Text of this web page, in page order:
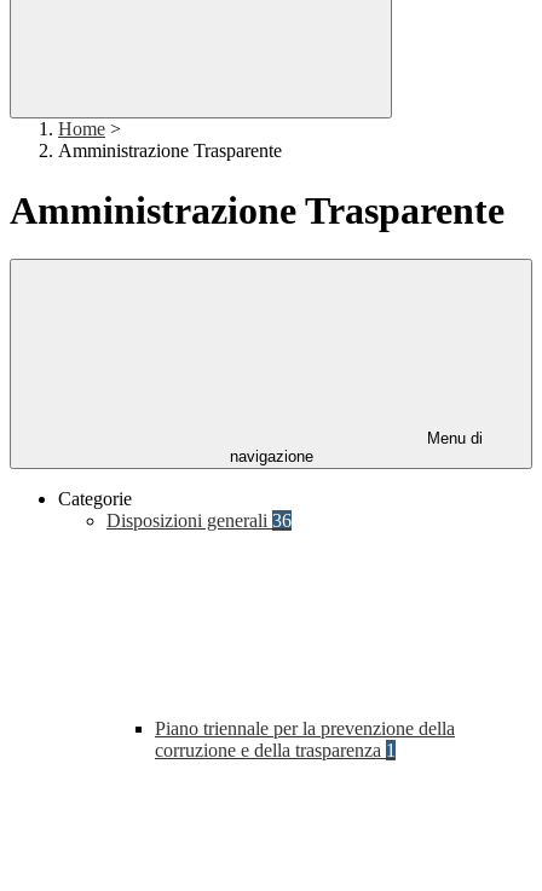
Home >
Amministrazione Trasparente
Amministrazione Trasparente
Menu di
navigazione
Categorie
Disposizioni generali 36
Piano triennale per la prevenzione della
corruzione e della trasparenza 1